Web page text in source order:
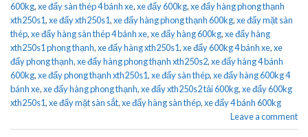
600kg,xe đẩy sàn thép 4 bánh xe,xe đẩy 600kg,xe đẩy hàng phong thạnh
xth250s1,xe đẩy xth250s1,xe đẩy hàng phong thạnh 600kg,xe đẩy mặt sàn
thép,xe đẩy hàng sàn thép 4 bánh xe,xe đẩy hàng 600kg,xe đẩy hàng
xth250s1 phong thạnh,xe đẩy hàng xth250s1,xe đẩy 600kg 4 bánh xe,xe
đẩy phong thạnh,xe đẩy hàng phong thạnh xth250s2,xe đẩy hàng 4 bánh
600kg,xe đẩy phong thạnh xth250s1,xe đẩy sàn thép,xe đẩy hàng 600kg 4
bánh xe,xe đẩy hàng phong thạnh,xe đẩy xth250s2 tải 600kg,xe đẩy 600kg
xth250s1,xe đẩy mặt sàn sắt,xe đẩy hàng sàn thép,xe đẩy 4 bánh 600kg
Leave a comment